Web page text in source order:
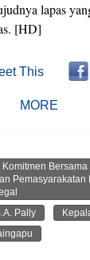
lapas
[HD]
This
MORE
Komitmen
Pemasyarakatan
Pally